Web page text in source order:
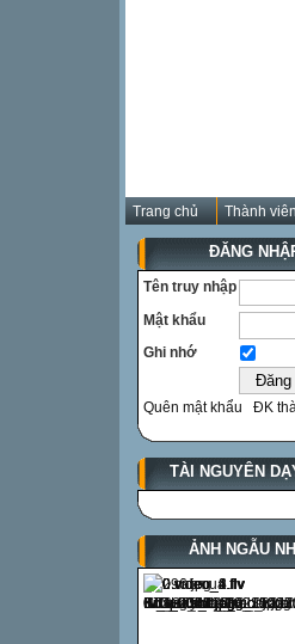
Trang chủ Thành
ĐĂNG
Tên truy nhập
Mật khẩu
Ghi nhớ
Quên mật khẩu ĐK
TÀI NGUYÊN
ẢNH NGẪU